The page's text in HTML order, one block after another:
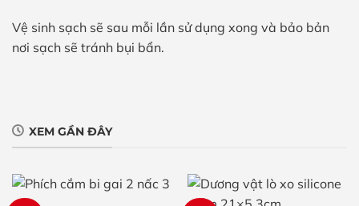
Vệ sinh sạch sẽ sau mỗi lần sử dụng xong và bảo bản
nơi sạch sẽ tránh bụi bẩn.
XEM GẦN ĐÂY